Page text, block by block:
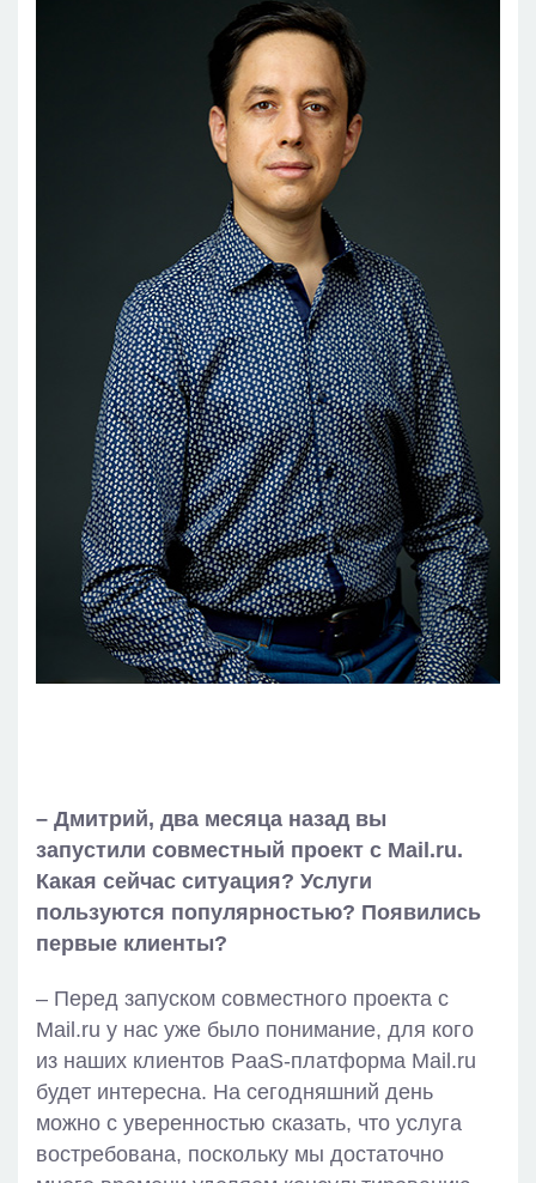
– Дмитрий, два месяца назад вы
запустили совместный проект с Mail.ru.
Какая сейчас ситуация? Услуги
пользуются популярностью? Появились
первые клиенты?
– Перед запуском совместного проекта с
Mail.ru у нас уже было понимание, для кого
из наших клиентов PaaS-платформа Mail.ru
будет интересна. На сегодняшний день
можно с уверенностью сказать, что услуга
востребована, поскольку мы достаточно